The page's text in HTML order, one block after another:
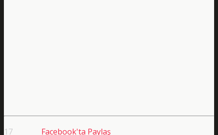
17 Facebook'ta Paylaş